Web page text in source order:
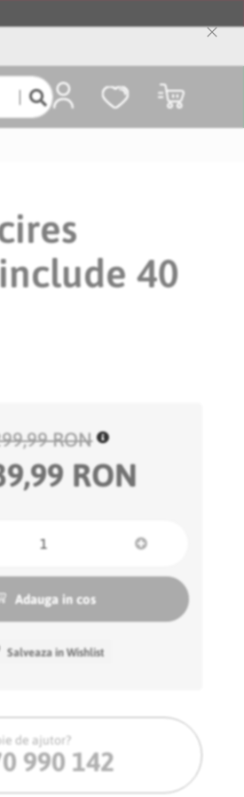
Coșul meu
40
RON
RON
Adauga in cos
Salveaza in Wishlist
de ajutor?
990 142